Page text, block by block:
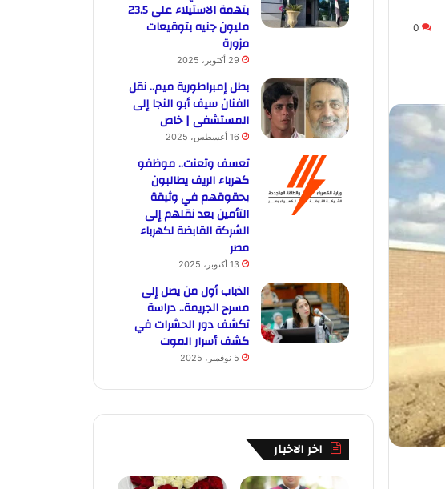
0
بتهمة الاستيلاء على 23.5
مليون جنيه بتوقيعات
مزورة
29 أكتوبر، 2025
بطل إمبراطورية ميم.. نقل
الفنان سيف أبو النجا إلى
المستشفى | خاص
16 أغسطس، 2025
تعسف وتعنت.. موظفو
كهرباء الريف يطالبون
بحقوقهم في وثيقة
التأمين بعد نقلهم إلى
الشركة القابضة لكهرباء
مصر
13 أكتوبر، 2025
الذباب أول من يصل إلى
مسرح الجريمة.. دراسة
تكشف دور الحشرات في
كشف أسرار الموت
5 نوفمبر، 2025
اخر الاخبار